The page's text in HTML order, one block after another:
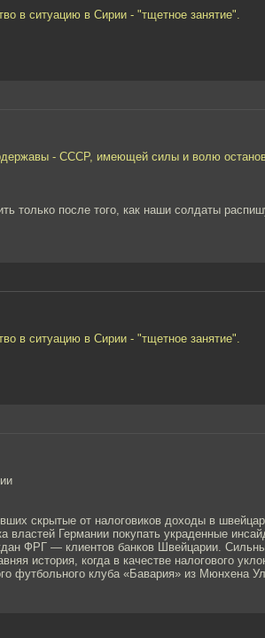
в ситуацию в Сирии - "тщетное занятие".
- СССР, имеющей силы и волю
только после того, как наши солдаты
в ситуацию в Сирии - "тщетное занятие".
скрытые от налоговиков доходы в
властей Германии покупать украденные
ФРГ — клиентов банков Швейцарии.
история, когда в качестве налогового
футбольного клуба «Бавария» из Мюнхена